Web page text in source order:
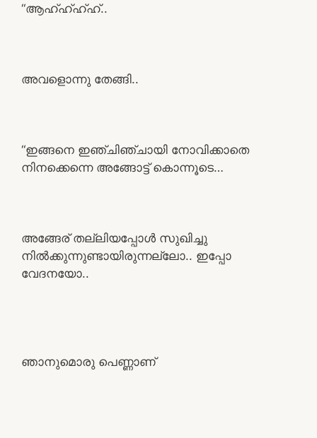
“ആഹ്ഹ്ഹ്ഹ്..
അവളൊന്നു തേങ്ങി..
“ഇങ്ങനെ ഇഞ്ചിഞ്ചായി നോവിക്കാതെ
നിനക്കെന്നെ അങ്ങോട്ട് കൊന്നൂടെ…
അങ്ങേര് തല്ലിയപ്പോൾ സുഖിച്ചു
നിൽക്കുന്നുണ്ടായിരുന്നല്ലോ.. ഇപ്പോ
വേദനയോ..
ഞാനുമൊരു പെണ്ണാണ്